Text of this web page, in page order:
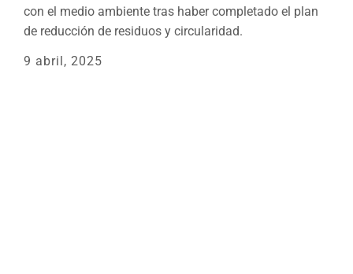
con el medio ambiente tras haber completado el plan
de reducción de residuos y circularidad.
9 abril, 2025